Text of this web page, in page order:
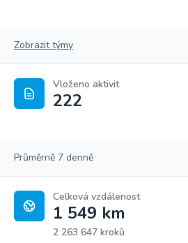
Zobrazit týmy
Vloženo aktivit
222
Průměrně 7 denně
Celková vzdálenost
1 549 km
2 263 647 kroků